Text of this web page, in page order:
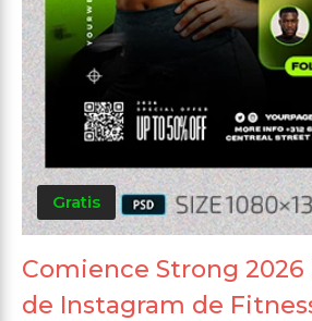
Gratis
Comience Strong
de Instagram de